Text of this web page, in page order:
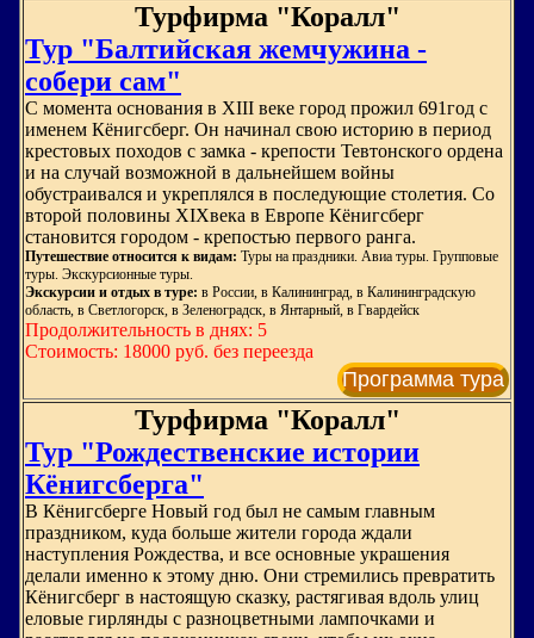
Турфирма "Коралл"
Тур "Балтийская жемчужина -
собери сам"
С момента основания в XIII веке город прожил 691год с
именем Кёнигсберг. Он начинал свою историю в период
крестовых походов с замка - крепости Тевтонского ордена
и на случай возможной в дальнейшем войны
обустраивался и укреплялся в последующие столетия. Со
второй половины XIXвека в Европе Кёнигсберг
становится городом - крепостью первого ранга.
Путешествие относится к видам: Туры на праздники. Авиа туры. Групповые
туры. Экскурсионные туры.
Экскурсии и отдых в туре: в России, в Калининград, в Калининградскую
область, в Светлогорск, в Зеленоградск, в Янтарный, в Гвардейск
Продолжительность в днях: 5
Стоимость: 18000 руб. без переезда
Программа тура
Турфирма "Коралл"
Тур "Рождественские истории
Кёнигсберга"
В Кёнигсберге Новый год был не самым главным
праздником, куда больше жители города ждали
наступления Рождества, и все основные украшения
делали именно к этому дню. Они стремились превратить
Кёнигсберг в настоящую сказку, растягивая вдоль улиц
еловые гирлянды с разноцветными лампочками и